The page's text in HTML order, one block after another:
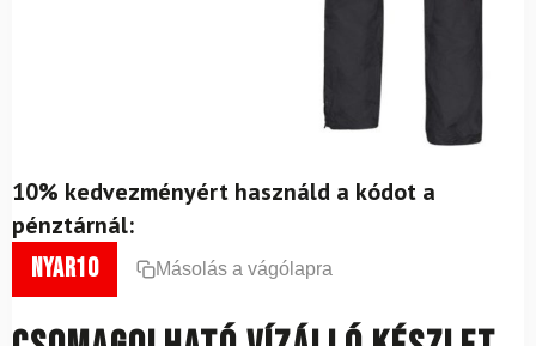
10% kedvezményért használd a kódot a
pénztárnál:
nyar10 Másolás a vágólapra